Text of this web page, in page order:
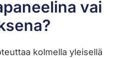
vai
kolmella yleisellä